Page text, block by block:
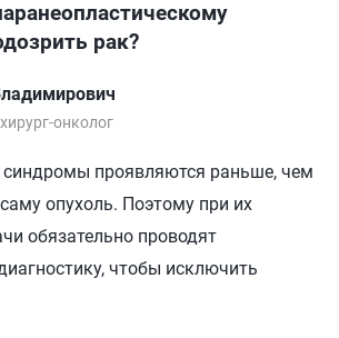
рак?
онколог
синдромы проявляются раньше, чем
опухоль. Поэтому при их
обязательно проводят
чтобы исключить